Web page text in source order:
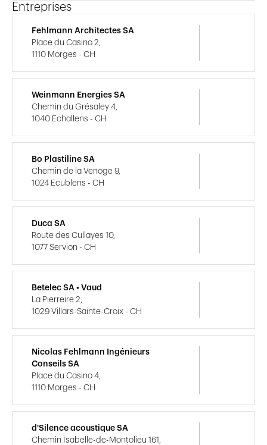
Entreprises
Fehlmann Architectes SA
Place du Casino 2,
1110 Morges - CH
Weinmann Energies SA
Chemin du Grésaley 4,
1040 Echallens - CH
Bo Plastiline SA
Chemin de la Venoge 9,
1024 Ecublens - CH
Duca SA
Route des Cullayes 10,
1077 Servion - CH
Betelec SA • Vaud
La Pierreire 2,
1029 Villars-Sainte-Croix - CH
Nicolas Fehlmann Ingénieurs
Conseils SA
Place du Casino 4,
1110 Morges - CH
d'Silence acoustique SA
Chemin Isabelle-de-Montolieu 161,